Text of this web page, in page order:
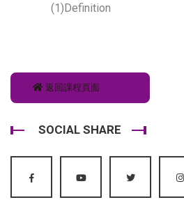
(1)Definition
返回課程頁面
SOCIAL SHARE